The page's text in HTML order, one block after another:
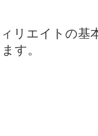
リエイトの基
す。